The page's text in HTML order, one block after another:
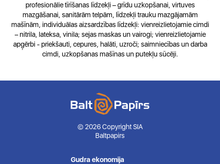
profesionālie tīrīšanas līdzekļi – grīdu uzkopšanai, virtuves
mazgāšanai, sanitārām telpām, līdzekļi trauku mazgājamām
mašīnām, individuālas aizsardzības līdzekļi: vienreizlietojamie cimdi
– nitrila, lateksa, vinila; sejas maskas un vairogi; vienreizlietojamie
apģērbi - priekšauti, cepures, halāti, uzroči; saimniecības un darba
cimdi, uzkopšanas mašīnas un putekļu sūcēji.
© 2026 Copyright SIA
Baltpapirs
Gudra ekonomija